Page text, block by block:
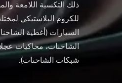
ذلك التكسية اللامعة
للكروم البلاستيكي
السيارات (أغطية
الشاحنات، محاكيات
شبكات الشاحنات).